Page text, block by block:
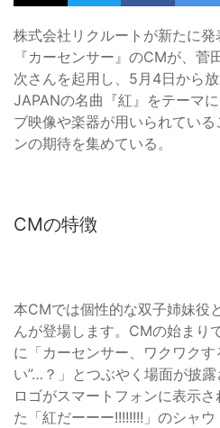
株式会社リクルートが新たに
『カーセンサー』のCMが、菅
次さんを起用し、5月4日から
JAPANの名曲『紅』をテーマ
ブ映像や楽器が用いられてい
ンの期待を集めている。
CMの特徴
本CMでは個性的な双子姉妹役
んが登場します。CMの始まり
に「カーセンサー、ワクワク
い”…？」とつぶやく場面が披
ロゴがスマートフォンに表示
た「紅だーーー!!!!!!!!」のシャ